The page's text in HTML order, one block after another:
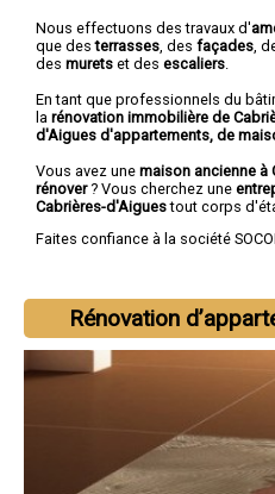
Nous effectuons des travaux d'
que desterrasses , des façades ,
des murets et des escaliers
En tant que professionnels du
la rénovation immobilière de
d'Aigues d'appartements, de
Vous avez une maison ancienne à
rénover? Vous cherchez une
Cabrières-d'Aiguestout corps
Faites confiance à la société
Rénovation